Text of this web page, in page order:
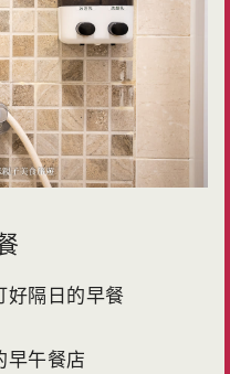
好隔日的早餐
早午餐店